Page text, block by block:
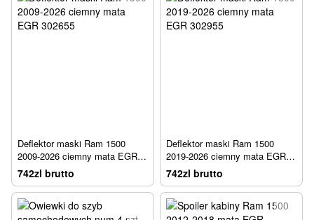
Deflektor maski Ram 1500
2009-2026 ciemny mata EGR
302655
742zl brutto
Deflektor maski Ram 1500
2019-2026 ciemny mata EGR
302955
742zl brutto